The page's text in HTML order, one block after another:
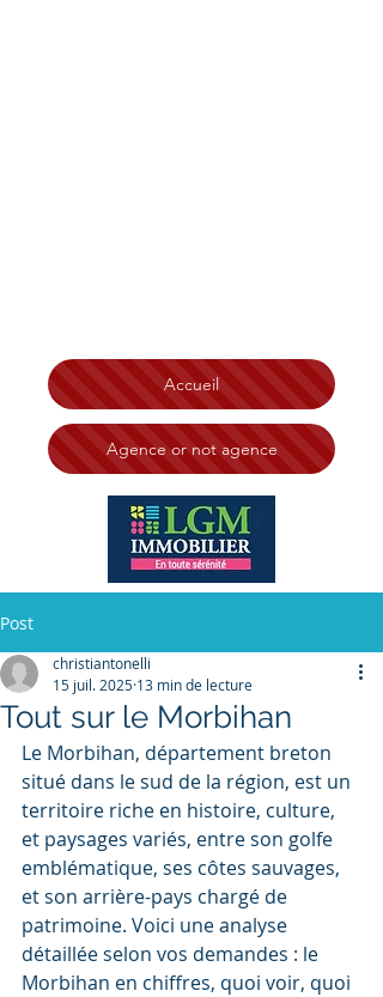
Accueil
Agence or not agence
Post
Tout sur le Morbihan
christiantonelli
15 juil. 2025 13 min de lecture
Le Morbihan, département breton
situé dans le sud de la région, est un
territoire riche en histoire, culture,
et paysages variés, entre son golfe
emblématique, ses côtes sauvages,
et son arrière-pays chargé de
patrimoine. Voici une analyse
détaillée selon vos demandes : le
Morbihan en chiffres, quoi voir, quoi